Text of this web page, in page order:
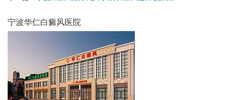
宁波华仁白癜风医院